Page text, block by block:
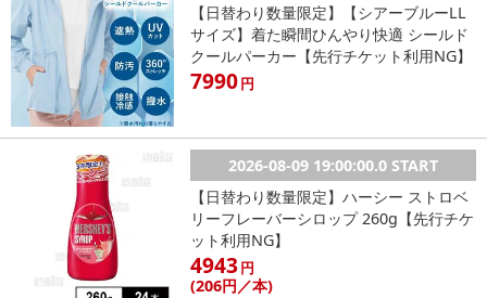
【日替わり数量限定】【シアーブルーLL
サイズ】着た瞬間ひんやり快適 シールド
クールパーカー【先行チケット利用NG】
7990円
2026-08-09 19:00:00.0 START
【日替わり数量限定】ハーシー ストロベ
リーフレーバーシロップ 260g【先行チケ
ット利用NG】
4943円
(206円／本)